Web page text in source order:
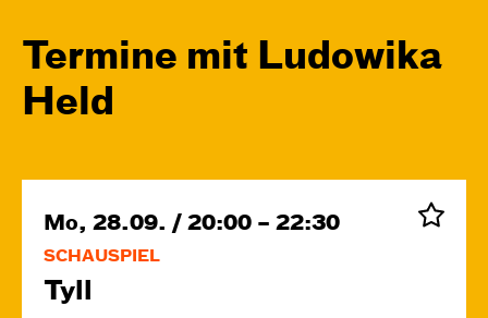
Termine mit Ludowika
Held
Mo, 28.09. / 20:00 – 22:30
SCHAUSPIEL
Tyll